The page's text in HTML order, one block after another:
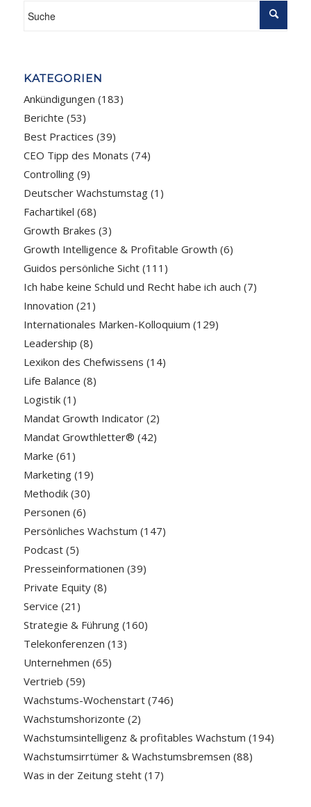
KATEGORIEN
Ankündigungen (183)
Berichte (53)
Best Practices (39)
CEO Tipp des Monats (74)
Controlling(9)
Deutscher Wachstumstag(1)
Fachartikel (68)
Growth Brakes (3)
Growth Intelligence & Profitable Growth (6)
Guidos persönliche Sicht(111)
Ich habe keine Schuld und Recht habe ich auch (7)
Innovation (21)
Internationales Marken-Kolloquium (129)
Leadership (8)
Lexikon des Chefwissens (14)
Life Balance (8)
Logistik(1)
Mandat Growth Indicator(2)
Mandat Growthletter® (42)
Marke (61)
Marketing(19)
Methodik(30)
Personen (6)
Persönliches Wachstum (147)
Podcast(5)
Presseinformationen (39)
Private Equity(8)
Service (21)
Strategie & Führung(160)
Telekonferenzen (13)
Unternehmen (65)
Vertrieb (59)
Wachstums-Wochenstart(746)
Wachstumshorizonte (2)
Wachstumsintelligenz & profitables Wachstum (194)
Wachstumsirrtümer & Wachstumsbremsen (88)
Was in der Zeitung steht(17)